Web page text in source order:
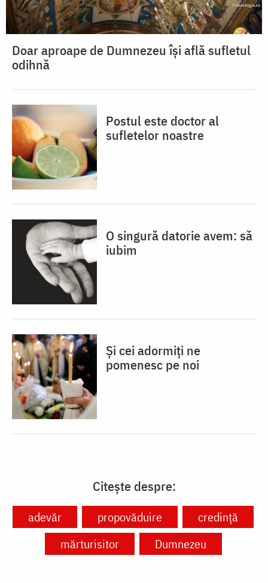
Doar aproape de Dumnezeu își află sufletul
odihnă
Postul este doctor al
sufletelor noastre
O singură datorie avem: să
iubim
Și cei adormiți ne
pomenesc pe noi
Citește despre:
adevăr propovăduire
credință
mărturisitor
Dumnezeu